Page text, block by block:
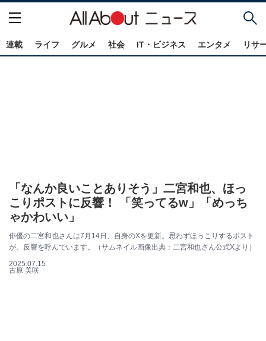
連載 ライフ グルメ 社会 IT・ビジネス エンタメ リサ
「なんか良いことありそう」二宮和也、ほっ
こりポストに反響！ 「笑ってるw」「めっち
ゃかわいい」
俳優の二宮和也さんは7月14日、自身のXを更新。思わずほっこりするポスト
が、反響を呼んでいます。（サムネイル画像出典：二宮和也さん公式Xより）
2025.07.15
古原 美咲